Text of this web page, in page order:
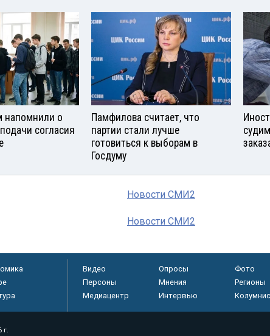
напомнили о
согласия
Памфилова считает, что
партии стали лучше
готовиться к выборам в
Госдуму
Новости СМИ2
Новости СМИ2
Видео Опросы
Фото
Персоны
Мнения
Регионы
Медиацентр
Интервью
г.